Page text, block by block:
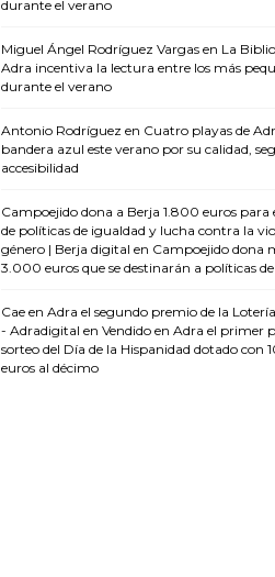
durante el verano
Miguel Ángel Rodríguez Vargas en La
Adra incentiva la lectura entre los más
durante el verano
Antonio Rodríguez en Cuatro playas de
bandera azul este verano por su calidad,
accesibilidad
Campoejido dona a Berja 1.800 euros para
de políticas de igualdad y lucha contra la
género | Berja digital en Campoejido dona
3.000 euros que se destinarán a políticas
Cae en Adra el segundo premio de la
- Adradigital en Vendido en Adra el primer
sorteo del Día de la Hispanidad dotado con
euros al décimo